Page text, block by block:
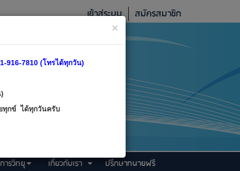
เข้าสู่ระบบ สมัครสมาชิก
ารวิทยุ เกี่ยวกับเรา ปรึกษาทนายฟรี
×
916-7810 (โทรได้ทุกวัน)
กข์ ได้ทุกวันครับ